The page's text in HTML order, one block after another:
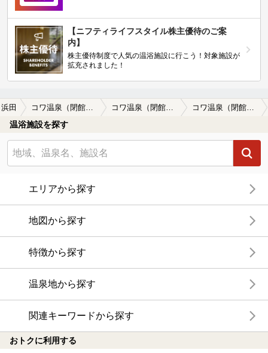
【ニフティライフスタイル株主優待のご案
内】
株主優待制度で人気の温浴施設に行こう！対象施設が
拡充されました！
浜田 コワ温泉（閉館しました） コワ温泉（閉館しました）の口コミ一覧 コワ温泉（閉館しました）の口コミ きれいな温泉施設です
温浴施設を探す
エリアから探す
地図から探す
特徴から探す
温泉地から探す
関連キーワードから探す
おトクに利用する